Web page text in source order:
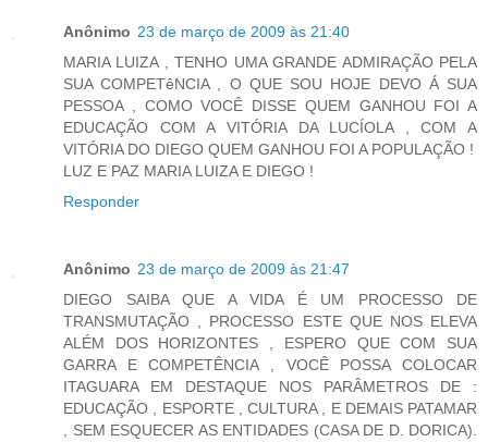
Anônimo 23 de março de 2009 às 21:40
MARIA LUIZA , TENHO UMA GRANDE ADMIRAÇÃO PELA
SUA COMPETêNCIA , O QUE SOU HOJE DEVO Á SUA
PESSOA , COMO VOCÊ DISSE QUEM GANHOU FOI A
EDUCAÇÃO COM A VITÓRIA DA LUCÍOLA , COM A
VITÓRIA DO DIEGO QUEM GANHOU FOI A POPULAÇÃO !
LUZ E PAZ MARIA LUIZA E DIEGO !
Responder
Anônimo 23 de março de 2009 às 21:47
DIEGO SAIBA QUE A VIDA É UM PROCESSO DE
TRANSMUTAÇÃO , PROCESSO ESTE QUE NOS ELEVA
ALÉM DOS HORIZONTES , ESPERO QUE COM SUA
GARRA E COMPETÊNCIA , VOCÊ POSSA COLOCAR
ITAGUARA EM DESTAQUE NOS PARÂMETROS DE :
EDUCAÇÃO , ESPORTE , CULTURA , E DEMAIS PATAMAR
, SEM ESQUECER AS ENTIDADES (CASA DE D. DORICA).